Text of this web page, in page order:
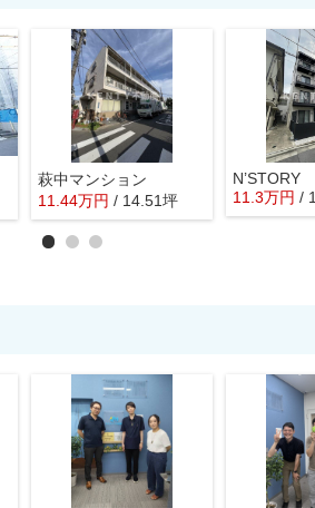
萩中マンション
11.44万円 / 14.51坪
N’STORY
11.3万円 /